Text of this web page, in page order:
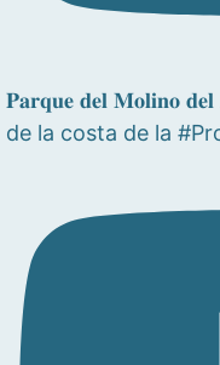
𝐏𝐚𝐫𝐪𝐮𝐞 𝐝𝐞𝐥 𝐌𝐨𝐥𝐢𝐧𝐨
de la costa de la